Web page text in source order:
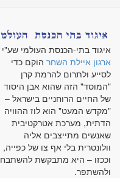
איגוד בתי-הכנסת העולמי שע"י
ארגון איילת השחר הוקם כדי
לסייע ולתרום להרמת קרן
"המוסד" הזה שהוא אבן היסוד
של החיים הרוחניים בישראל –
"מקדש המעט" הוא לוז ההוויה
הדתית, מערכת אטרקטיבית
שאנשים מתייצבים אליה
וולונטרית בלי אף צו של כפייה,
וככזו – היא מתבקשת להשתבח
ולהשתפר.